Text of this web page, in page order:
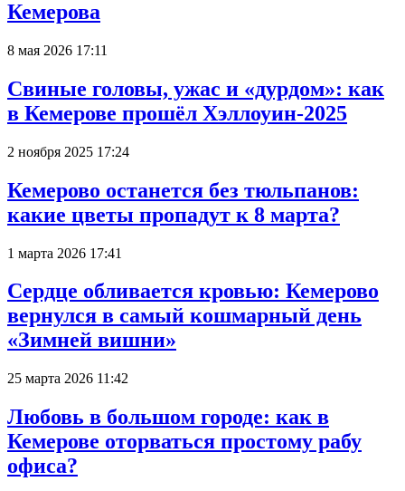
Кемерова
8 мая 2026 17:11
Свиные головы, ужас и «дурдом»: как
в Кемерове прошёл Хэллоуин-2025
2 ноября 2025 17:24
Кемерово останется без тюльпанов:
какие цветы пропадут к 8 марта?
1 марта 2026 17:41
Сердце обливается кровью: Кемерово
вернулся в самый кошмарный день
«Зимней вишни»
25 марта 2026 11:42
Любовь в большом городе: как в
Кемерове оторваться простому рабу
офиса?